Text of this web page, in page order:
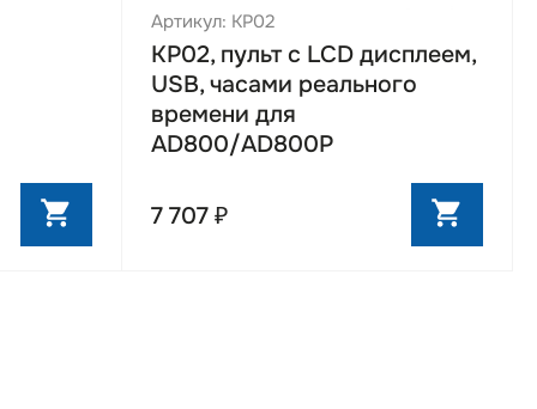
Артикул: KP02
KP02, пульт с LCD дисплеем,
USB, часами реального
времени для
AD800/AD800P
7 707 ₽